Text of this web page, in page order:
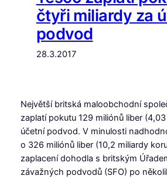
čtyři miliardy za
podvod
28.3.2017
Největší britská maloobchodní
zaplatí pokutu 129 miliónů liber
účetní podvod. V minulosti
o 326 miliónů liber (10,2 miliardy
zaplacení dohodla s britským
závažných podvodů (SFO) po